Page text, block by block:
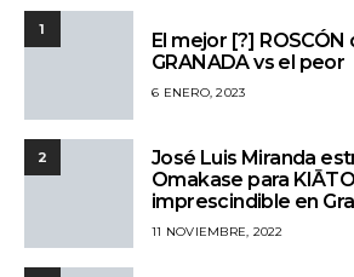
1
El mejor [?] ROSCÓN
GRANADA vs el peor
6 ENERO, 2023
2
José Luis Miranda
Omakase para
imprescindible en
11 NOVIEMBRE, 2022